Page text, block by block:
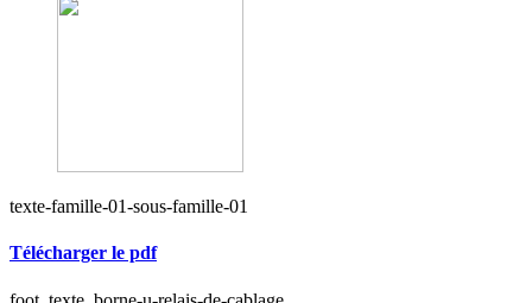
texte-famille-01-sous-famille-01
Télécharger le pdf